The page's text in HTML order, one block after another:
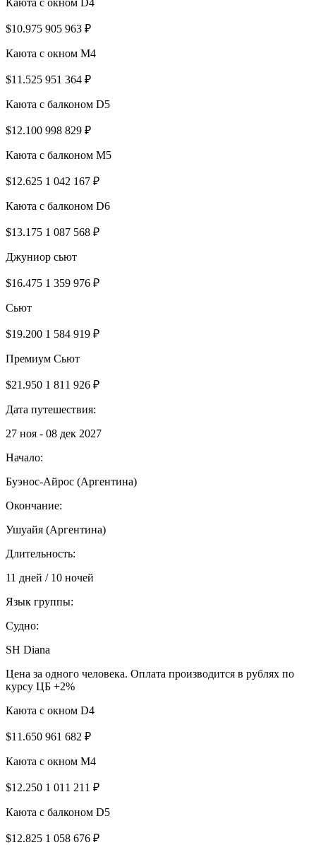
Каюта с окном D4
$10.975 905 963 ₽
Каюта с окном M4
$11.525 951 364 ₽
Каюта с балконом D5
$12.100 998 829 ₽
Каюта с балконом M5
$12.625 1 042 167 ₽
Каюта с балконом D6
$13.175 1 087 568 ₽
Джуниор сьют
$16.475 1 359 976 ₽
Сьют
$19.200 1 584 919 ₽
Премиум Сьют
$21.950 1 811 926 ₽
Дата путешествия:
27 ноя - 08 дек 2027
Начало:
Буэнос-Айрос (Аргентина)
Окончание:
Ушуайя (Аргентина)
Длительность:
11 дней / 10 ночей
Язык группы:
Судно:
SH Diana
Цена за одного человека. Оплата производится в рублях по
курсу ЦБ +2%
Каюта с окном D4
$11.650 961 682 ₽
Каюта с окном M4
$12.250 1 011 211 ₽
Каюта с балконом D5
$12.825 1 058 676 ₽